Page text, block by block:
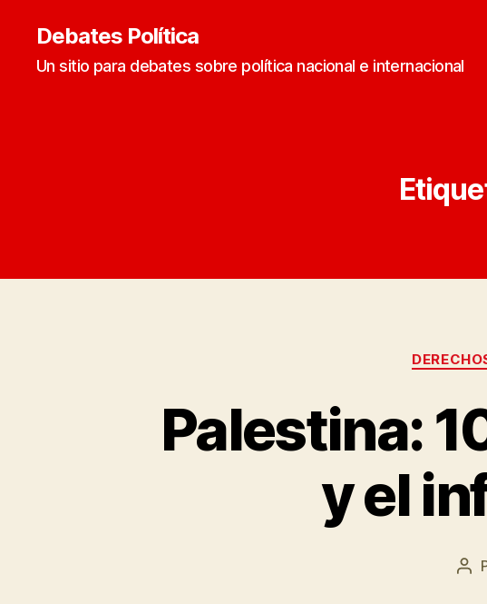
Debates Política
Un sitio para debates sobre política nacional e internacional
Palestina:
y el